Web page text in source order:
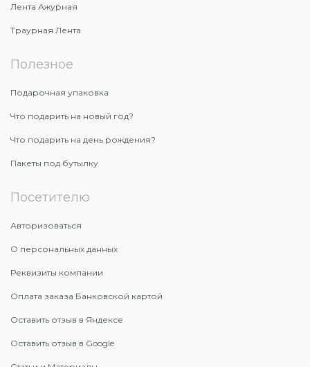
Лента Ажурная
Траурная Лента
Полезное
Подарочная упаковка
Что подарить на новый год?
Что подарить на день рождения?
Пакеты под бутылку
Посетителю
Авторизоваться
О персональных данных
Реквизиты компании
Оплата заказа Банковской картой
Оставить отзыв в Яндексе
Оставить отзыв в Google